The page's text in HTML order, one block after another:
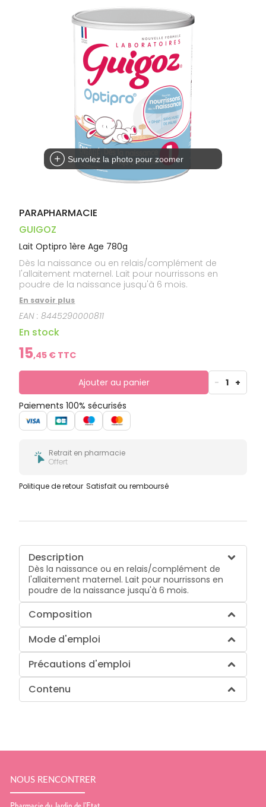
médicaux
Corps
Homme
Visage
PHARMACIES
DE GARDE
Survolez la photo pour zoomer
PARAPHARMACIE
GUIGOZ
Lait Optipro 1ère Age 780g
Dès la naissance ou en relais/complément de
l'allaitement maternel. Lait pour nourrissons en
poudre de la naissance jusqu'à 6 mois.
En savoir plus
EAN :8445290000811
En stock
15,45 € TTC
Ajouter au panier - 1 +
Paiements 100% sécurisés
Retrait en pharmacie
Offert
Politique de retour Satisfait ou remboursé
Description
Dès la naissance ou en relais/complément de
l'allaitement maternel. Lait pour nourrissons en
poudre de la naissance jusqu'à 6 mois.
Composition
Mode d'emploi
Précautions d'emploi
Contenu
NOUS RENCONTRER